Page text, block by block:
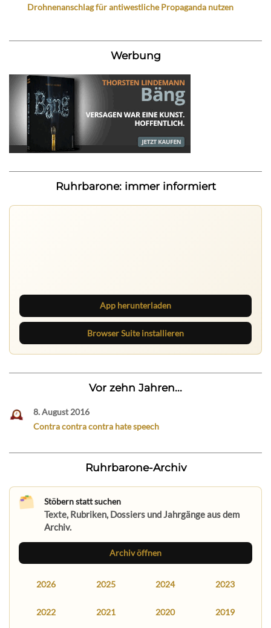
Drohnenanschlag für antiwestliche Propaganda nutzen
Werbung
Ruhrbarone: immer informiert
App herunterladen
Browser Suite installieren
Vor zehn Jahren...
8. August 2016
Contra contra contra hate speech
Ruhrbarone-Archiv
Stöbern statt suchen
Texte, Rubriken, Dossiers und Jahrgänge aus dem
Archiv.
Archiv öffnen
2026 2025 2024 2023
2022 2021 2020 2019